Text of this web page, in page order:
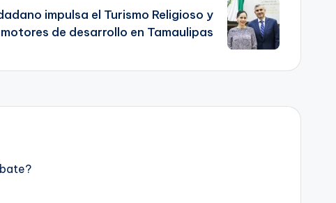
impulsa el Turismo Religioso y
de desarrollo en Tamaulipas